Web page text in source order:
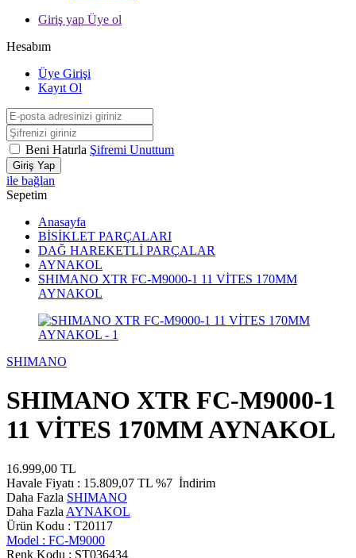
Giriş yap Üye ol
Hesabım
Üye Girişi
Kayıt Ol
Beni Hatırla Şifremi Unuttum
Giriş Yap
ile bağlan
Sepetim
Anasayfa
BİSİKLET PARÇALARI
DAĞ HAREKETLİ PARÇALAR
AYNAKOL
SHIMANO XTR FC-M9000-1 11 VİTES 170MM
AYNAKOL
SHIMANO
SHIMANO XTR FC-M9000-1
11 VİTES 170MM AYNAKOL
16.999,00 TL
Havale Fiyatı : 15.809,07 TL %7 İndirim
Daha Fazla SHIMANO
Daha Fazla AYNAKOL
Ürün Kodu : T20117
Model : FC-M9000
Renk Kodu : ST036434